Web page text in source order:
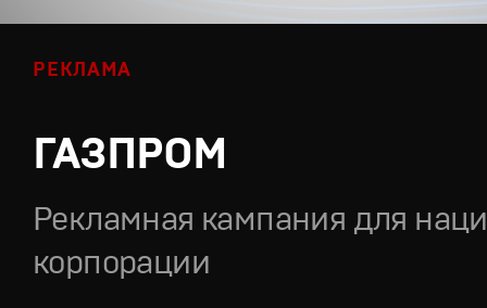
РЕКЛАМА
ГАЗПРОМ
Рекламная кампания для
корпорации